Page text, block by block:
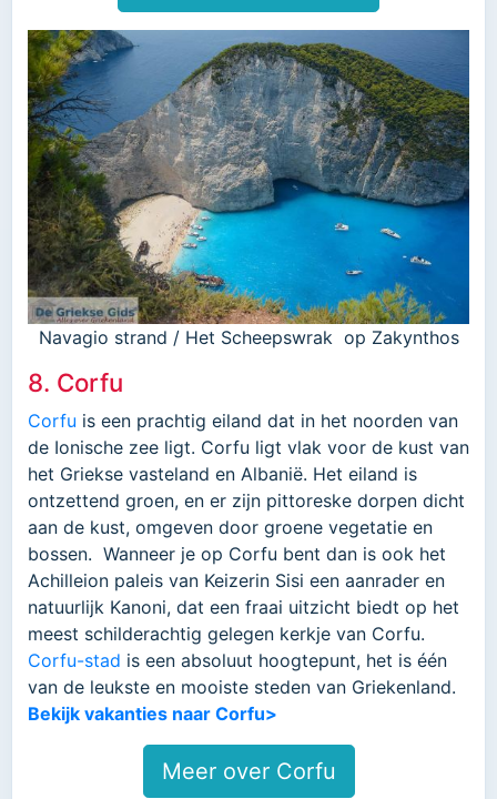
Navagio strand / Het Scheepswrak op Zakynthos
8. Corfu
Corfu is een prachtig eiland dat in het noorden van
de Ionische zee ligt. Corfu ligt vlak voor de kust van
het Griekse vasteland en Albanië. Het eiland is
ontzettend groen, en er zijn pittoreske dorpen dicht
aan de kust, omgeven door groene vegetatie en
bossen. Wanneer je op Corfu bent dan is ook het
Achilleion paleis van Keizerin Sisi een aanrader en
natuurlijk Kanoni, dat een fraai uitzicht biedt op het
meest schilderachtig gelegen kerkje van Corfu.
Corfu-stad is een absoluut hoogtepunt, het is één
van de leukste en mooiste steden van Griekenland.
Bekijk vakanties naar Corfu>
Meer over Corfu